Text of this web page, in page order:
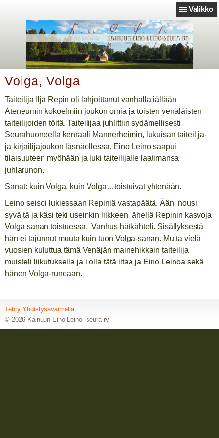
Valikko
Volga, Volga
Taiteilija Ilja Repin oli lahjoittanut vanhalla iällään
Ateneumin kokoelmiin joukon omia ja toisten venäläisten
taiteilijoiden töitä. Taiteilijaa juhlittiin sydämellisesti
Seurahuoneella kenraali Mannerheimin, lukuisan taiteilija-
ja kirjailijajoukon läsnäollessa. Eino Leino saapui
tilaisuuteen myöhään ja luki taiteilijalle laatimansa
juhlarunon.
Sanat: kuin Volga, kuin Volga…toistuivat yhtenään.
Leino seisoi lukiessaan Repiniä vastapäätä. Ääni nousi
syvältä ja käsi teki useinkin liikkeen lähellä Repinin kasvoja
Volga sanan toistuessa. Vanhus hätkähteli. Sisällyksestä
hän ei tajunnut muuta kuin tuon Volga-sanan. Mutta vielä
vuosien kuluttua tämä Venäjän mainehikkain taiteilija
muisteli liikutuksella ja ilolla tätä iltaa ja Eino Leinoa sekä
hänen Volga-runoaan.
Tehty Yhdistysavaimella
© 2026 Kainuun Eino Leino -seura ry